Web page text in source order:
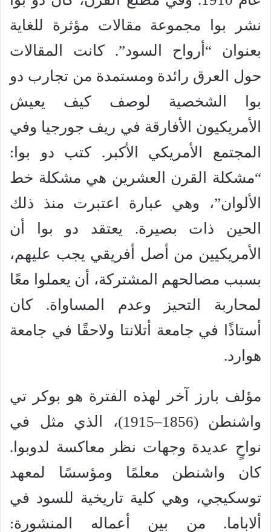
نشر بوا مجموعة مقالات مؤثرة للغاية
بعنوان “أرواح السود”. كانت المقالات
حول العرق رائدة ومستمدة من تجارب دو
بوا الشخصية لوصف كيف يعيش
الأمريكيون الأفارقة في ريف جورجيا وفي
المجتمع الأمريكي الأكبر. كتب دو بوا:
“مشكلة القرن العشرين هي مشكلة خط
الألوان”، وهي عبارة اعتبرت منذ ذلك
الحين ذات بصيرة. يعتقد دو بوا أن
الأمريكيين من أصل أفريقي يجب عليهم،
بسبب مصالحهم المشتركة، أن يعملوا معًا
لمحاربة التحيز وعدم المساواة. كان
أستاذًا في جامعة أتلانتا ولاحقًا في جامعة
هوارد.
مؤلف بارز آخر لهذه الفترة هو بوكر تي
واشنطن (1856–1915)، الذي مثل في
نواحٍ عديدة وجهات نظر معاكسة لدوبوا.
كان واشنطن معلمًا ومؤسسًا لمعهد
توسكيجي، وهي كلية تاريخية للسود في
ألاباما. من بين أعماله المنشورة: